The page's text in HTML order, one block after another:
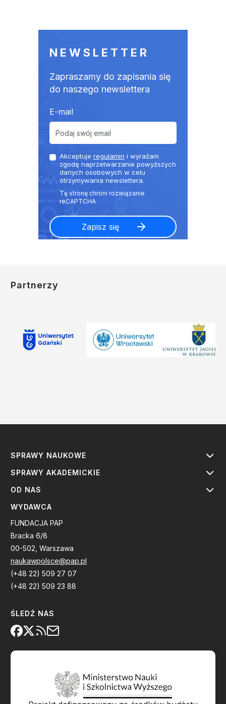
NEWSLETTER
Zapraszamy do zapisania się
do naszego newslettera
E-mail
Akceptuje regulamin i wyrażam
zgodę naprzetwarzanie powyższych
danych osobowych w celu
otrzymywania newslettera.
Partnerzy
SPRAWY NAUKOWE
SPRAWY AKADEMICKIE
OD NAS
WYDAWCA
FUNDACJA PAP
Bracka 6/8
00-502, Warszawa
naukawpolsce@pap.pl
(+48 22) 509 27 07
(+48 22) 509 23 88
ŚLEDŹ NAS